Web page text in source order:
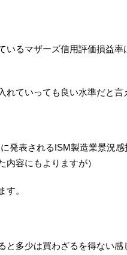
いるマザーズ信用評価損益率
ていっても良い水準だと言
発表されるISM製造業景況
容にもよりますが）
す。
多少は買わざるを得ない感